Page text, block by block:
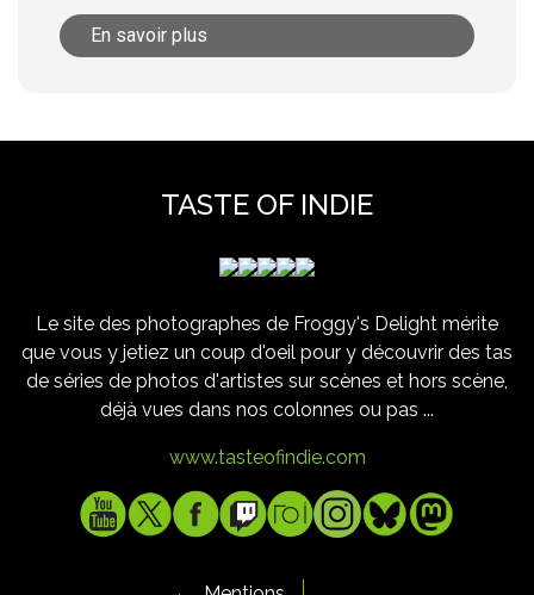
En savoir plus
TASTE OF INDIE
Le site des photographes de Froggy's Delight mérite
que vous y jetiez un coup d'oeil pour y découvrir des tas
de séries de photos d'artistes sur scènes et hors scène,
déjà vues dans nos colonnes ou pas ...
www.tasteofindie.com